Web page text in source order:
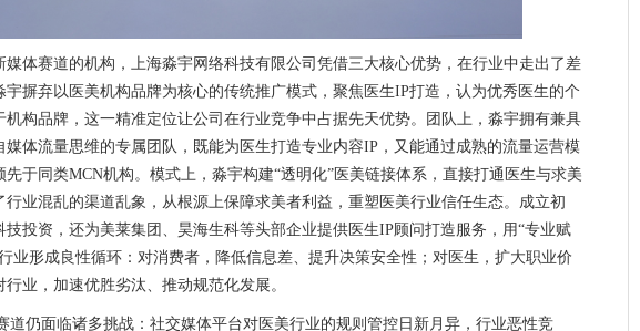
媒体赛道的机构，上海淼宇网络科技有限公司凭借三大核心优势，在行业中走出了差
宇摒弃以医美机构品牌为核心的传统推广模式，聚焦医生IP打造，认为优秀医生的个
机构品牌，这一精准定位让公司在行业竞争中占据先天优势。团队上，淼宇拥有兼具
媒体流量思维的专属团队，既能为医生打造专业内容IP，又能通过成熟的流量运营模
于同类MCN机构。模式上，淼宇构建“透明化”医美链接体系，直接打通医生与求美
业混乱的渠道乱象，从根源上保障求美者利益，重塑医美行业信任生态。 成立初
技投资，还为美莱集团、昊海生科等头部企业提供医生IP顾问打造服务，用“专业赋
业形成良性循环：对消费者，降低信息差、提升决策安全性；对医生，扩大职业价
业，加速优胜劣汰、推动规范化发展。
道仍面临诸多挑战：社交媒体平台对医美行业的规则管控日新月异，行业恶性竞